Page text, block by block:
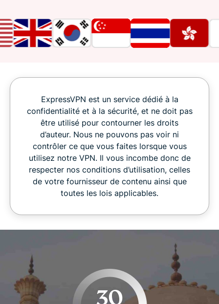
ExpressVPN est un service dédié à la
confidentialité et à la sécurité, et ne doit pas
être utilisé pour contourner les droits
d’auteur. Nous ne pouvons pas voir ni
contrôler ce que vous faites lorsque vous
utilisez notre VPN. Il vous incombe donc de
respecter nos conditions d’utilisation, celles
de votre fournisseur de contenu ainsi que
toutes les lois applicables.
30